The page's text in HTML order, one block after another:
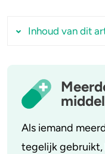
Inhoud van dit
Afbouwschema
Als iemand
tegelijk gebruikt,